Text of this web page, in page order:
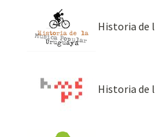
Historia de
Historia de